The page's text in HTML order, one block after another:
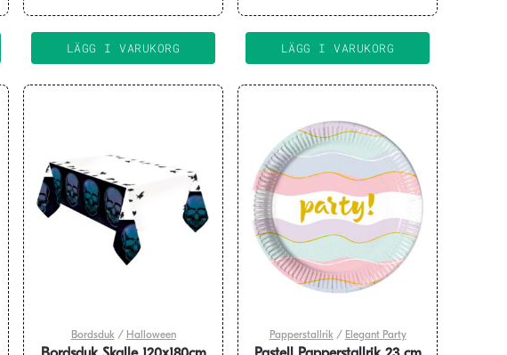
LÄGG I VARUKORG LÄGG I VARUKORG
Bordsduk/ Halloween Papperstallrik/ Elegant Party